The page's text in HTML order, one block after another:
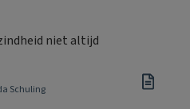
niet altijd
Schuling